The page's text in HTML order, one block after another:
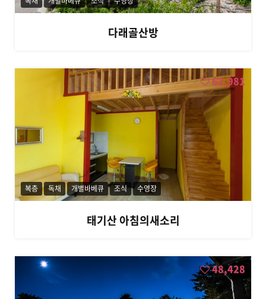
다래골산방
62,981
태기산 아침의새소리
복층 독채 개별바베큐 조식 수영장
48,428